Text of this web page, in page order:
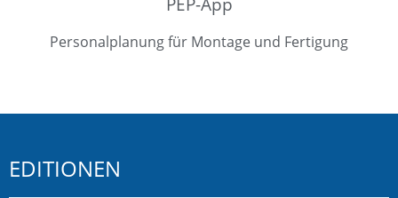
Personalplanung für Montage und Fertigung
EDITIONEN